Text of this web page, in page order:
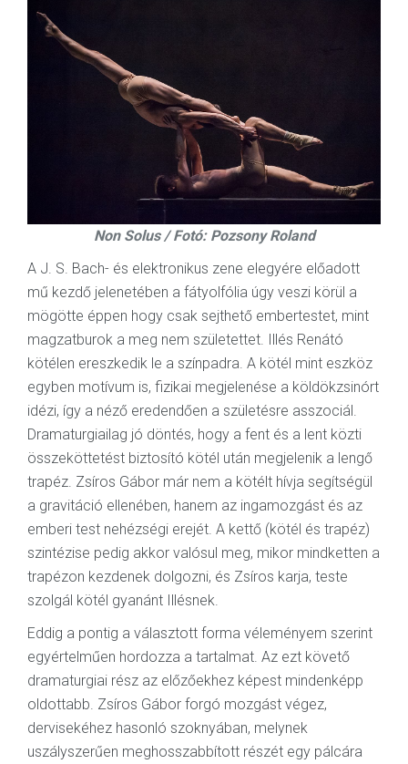
Non Solus / Fotó: Pozsony Roland
A J. S. Bach- és elektronikus zene elegyére előadott
mű kezdő jelenetében a fátyolfólia úgy veszi körül a
mögötte éppen hogy csak sejthető embertestet, mint
magzatburok a meg nem születettet. Illés Renátó
kötélen ereszkedik le a színpadra. A kötél mint eszköz
egyben motívum is, fizikai megjelenése a köldökzsinórt
idézi, így a néző eredendően a születésre asszociál.
Dramaturgiailag jó döntés, hogy a fent és a lent közti
összeköttetést biztosító kötél után megjelenik a lengő
trapéz. Zsíros Gábor már nem a kötélt hívja segítségül
a gravitáció ellenében, hanem az ingamozgást és az
emberi test nehézségi erejét. A kettő (kötél és trapéz)
szintézise pedig akkor valósul meg, mikor mindketten a
trapézon kezdenek dolgozni, és Zsíros karja, teste
szolgál kötél gyanánt Illésnek.
Eddig a pontig a választott forma véleményem szerint
egyértelműen hordozza a tartalmat. Az ezt követő
dramaturgiai rész az előzőekhez képest mindenképp
oldottabb. Zsíros Gábor forgó mozgást végez,
dervisekéhez hasonló szoknyában, melynek
uszályszerűen meghosszabbított részét egy pálcára